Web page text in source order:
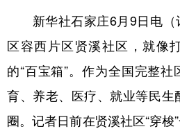
台湾 思客智库
科技 科创
文化 书画
新华社石家庄6月9日电（
区容西片区贤溪社区，就像
的“百宝箱”。作为全国完整
育、养老、医疗、就业等民生
圈。记者日前在贤溪社区“穿梭